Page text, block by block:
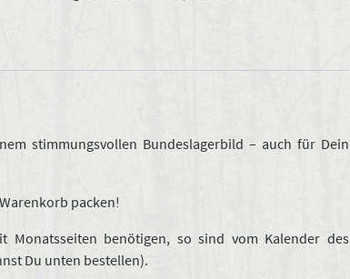
stimmungsvollen Bundeslagerbild – auch für Dein
packen!
Monatsseiten benötigen, so sind vom Kalender des
Du unten bestellen).